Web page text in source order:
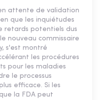
attente de validation
que les inquiétudes
retards potentiels dus
nouveau commissaire
s'est montré
les procédures
pour les maladies
le processus
efficace. Si les
la FDA peut